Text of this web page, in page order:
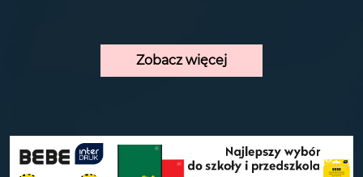
Zobacz więcej